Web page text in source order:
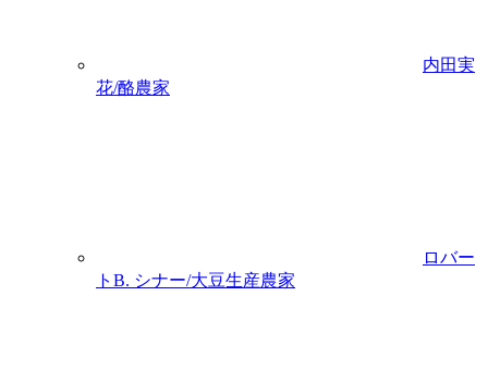
内田実
花/酪農家
ロバー
トB. シナー/大豆生産農家